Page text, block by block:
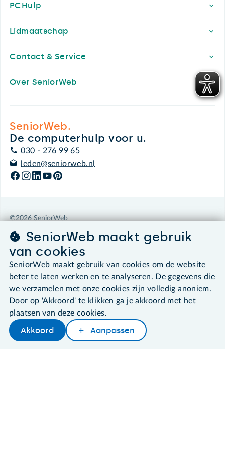
Later lezenDelenWoordenboek
PCHulp
Lidmaatschap
Contact & Service
Over SeniorWeb
SeniorWeb.
De computerhulp voor u.
030 - 276 99 65
leden@seniorweb.nl
©2026 SeniorWeb
Algemene voorwaarden
Cookies en cookie-instellingen
Disclaimer
Privacybeleid
About SeniorWeb
SeniorWeb maakt gebruik
van cookies
SeniorWeb maakt gebruik van cookies om de website
beter te laten werken en te analyseren. De gegevens die
we verzamelen met onze cookies zijn volledig anoniem.
Door op 'Akkoord' te klikken ga je akkoord met het
plaatsen van deze cookies.
Akkoord Aanpassen